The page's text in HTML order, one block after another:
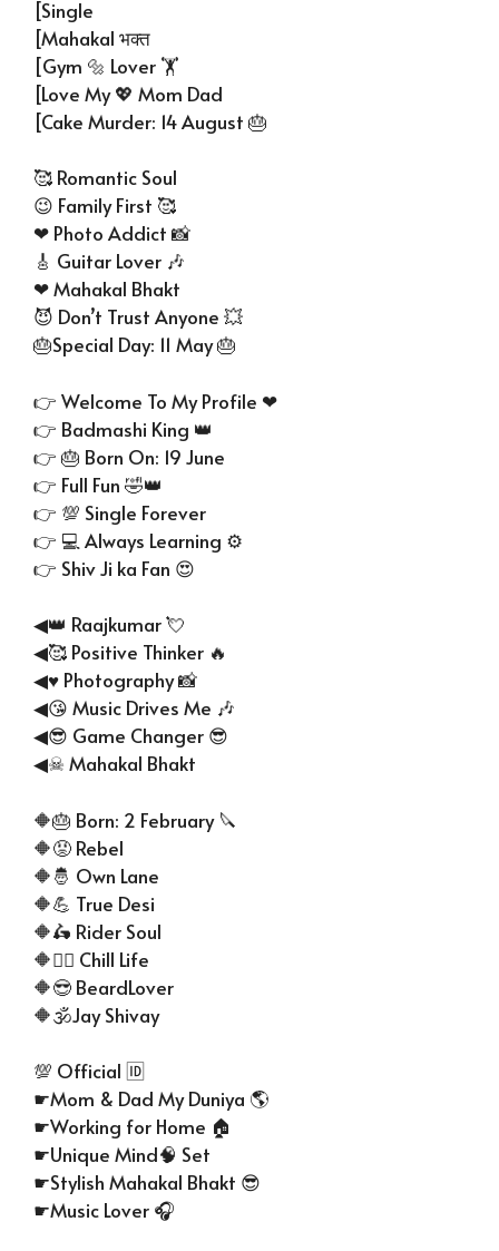
[Single
[Mahakal भक्त
[Gym 🔩 Lover 🏋
[Love My 💖 Mom Dad
[Cake Murder: 14 August 🎂
🥰 Romantic Soul
😉 Family First 🥰
❤ Photo Addict 📸
🎸 Guitar Lover 🎶
❤ Mahakal Bhakt
😈 Don’t Trust Anyone 💥
🎂Special Day: 11 May 🎂
👉 Welcome To My Profile ❤
👉 Badmashi King 👑
👉 🎂 Born On: 19 June
👉 Full Fun 🤣👑
👉 💯 Single Forever
👉 💻 Always Learning ⚙
👉 Shiv Ji ka Fan 😍
◀👑 Raajkumar 💘
◀🥰 Positive Thinker 🔥
◀♥ Photography 📸
◀😘 Music Drives Me 🎶
◀😎 Game Changer 😎
◀☠ Mahakal Bhakt
🔶🎂 Born: 2 February 🔪
🔶😡 Rebel
🔶🤴 Own Lane
🔶💪 True Desi
🔶🛵 Rider Soul
🔶👱‍♂ Chill Life
🔶😎 BeardLover
🔶🕉Jay Shivay
💯 Official 🆔
☛Mom & Dad My Duniya 🌎
☛Working for Home 🏠
☛Unique Mind🧠 Set
☛Stylish Mahakal Bhakt 😎
☛Music Lover 🎧